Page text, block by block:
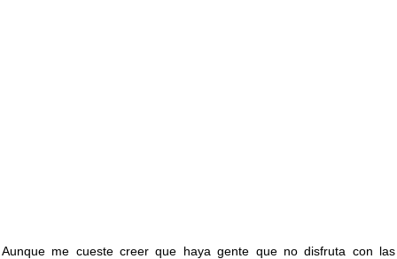
Aunque me cueste creer que haya gente que no disfruta con las